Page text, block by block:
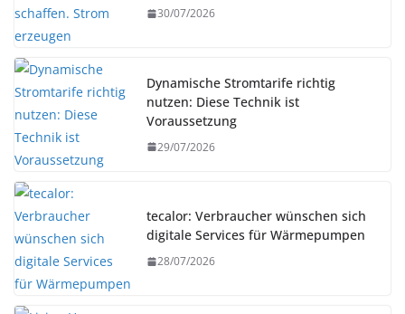
30/07/2026
Dynamische Stromtarife richtig
nutzen: Diese Technik ist
Voraussetzung
29/07/2026
tecalor: Verbraucher wünschen sich
digitale Services für Wärmepumpen
28/07/2026